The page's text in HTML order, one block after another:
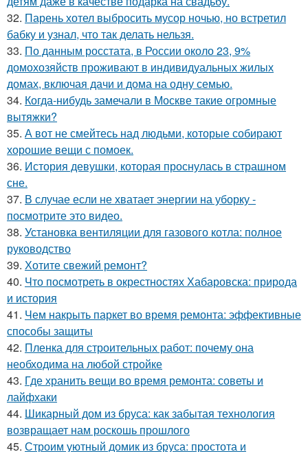
32. Парень хотел выбросить мусор ночью, но встретил
бабку и узнал, что так делать нельзя.
33. По данным росстата, в России около 23, 9%
домохозяйств проживают в индивидуальных жилых
домах, включая дачи и дома на одну семью.
34. Когда-нибудь замечали в Москве такие огромные
вытяжки?
35. А вот не смейтесь над людьми, которые собирают
хорошие вещи с помоек.
36. История девушки, которая проснулась в страшном
сне.
37. В случае если не хватает энергии на уборку -
посмотрите это видео.
38. Установка вентиляции для газового котла: полное
руководство
39. Хотите свежий ремонт?
40. Что посмотреть в окрестностях Хабаровска: природа
и история
41. Чем накрыть паркет во время ремонта: эффективные
способы защиты
42. Пленка для строительных работ: почему она
необходима на любой стройке
43. Где хранить вещи во время ремонта: советы и
лайфхаки
44. Шикарный дом из бруса: как забытая технология
возвращает нам роскошь прошлого
45. Строим уютный домик из бруса: простота и